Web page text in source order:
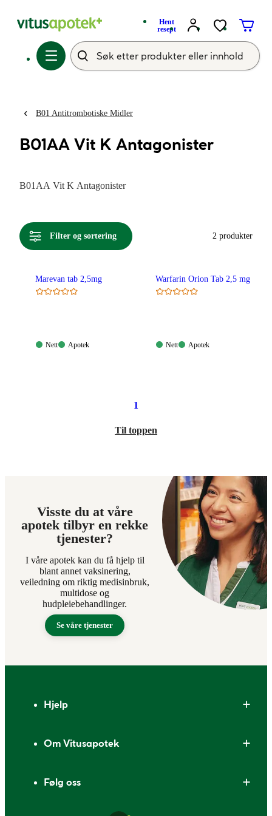
Hent
resept
B01 Antitrombotiske Midler
B01AA Vit K Antagonister
B01AA Vit K Antagonister
Filter og sortering 2 produkter
Marevan tab 2,5mg
Nett:
Nett
Apotek:
Apotek
Warfarin Orion Tab 2,5 mg
Nett:
Nett
Apotek:
Apotek
1
Til toppen
Visste du at våre
apotek tilbyr en rekke
tjenester?
I våre apotek kan du få hjelp til
blant annet vaksinering,
veiledning om riktig medisinbruk,
multidose og
hudpleiebehandlinger.
Se våre tjenester
Hjelp
Om Vitusapotek
Følg oss